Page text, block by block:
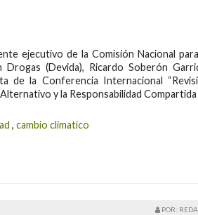
ejecutivo de la Comisión Nacional
(Devida), Ricardo Soberón
de la Conferencia Internacional
y la Responsabilidad Compartida
, cambio climatico
POR: